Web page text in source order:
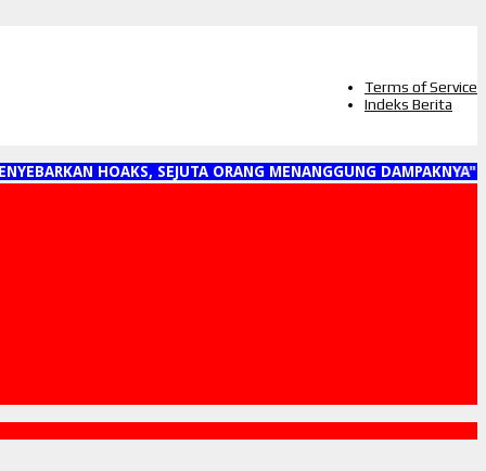
Terms of Service
Indeks Berita
HOAKS, SEJUTA ORANG MENANGGUNG DAMPAKNYA"